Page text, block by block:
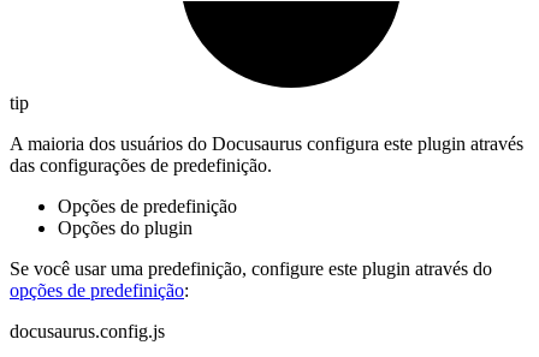
tip
A maioria dos usuários do Docusaurus configura este plugin através
das configurações de predefinição.
Opções de predefinição
Opções do plugin
Se você usar uma predefinição, configure este plugin através do
opções de predefinição:
docusaurus.config.js